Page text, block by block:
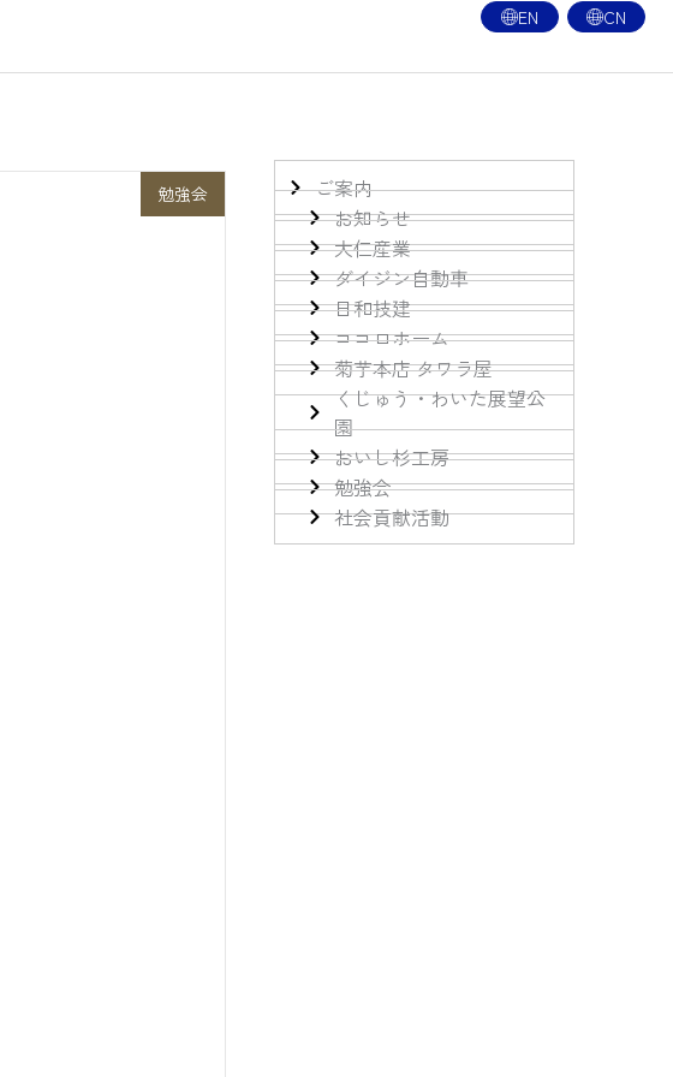
EN CN
勉強会
ご案内
お知らせ
大仁産業
ダイジン自動車
日和技建
ココロホーム
菊芋本店 タワラ屋
くじゅう・わいた展望公
園
おいし杉工房
勉強会
社会貢献活動